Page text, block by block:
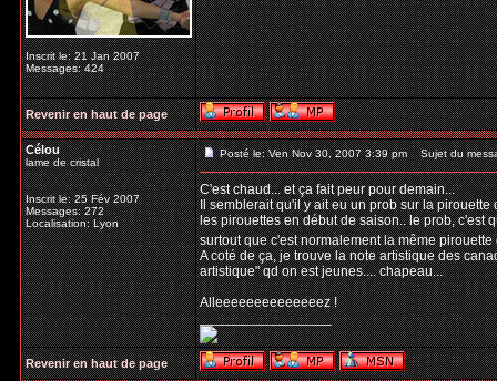
Inscrit le: 21 Jan 2007
Messages: 424
Revenir en haut de page
Célou
lame de cristal
Inscrit le: 25 Fév 2007
Messages: 272
Localisation: Lyon
Posté le: Ven Nov 30, 2007 3:39 pm Sujet du
C'est chaud... et ça fait peur pour demain...
Il semblerait qu'il y ait eu un prob sur la pirouette
les pirouettes en début de saison.. le prob, c'est
surtout que c'est normalement la même
A coté de ça, je trouve la note artistique des
artistique" qd on est jeunes.... chapeau...
Alleeeeeeeeeeeeeez !
_________________
Revenir en haut de page